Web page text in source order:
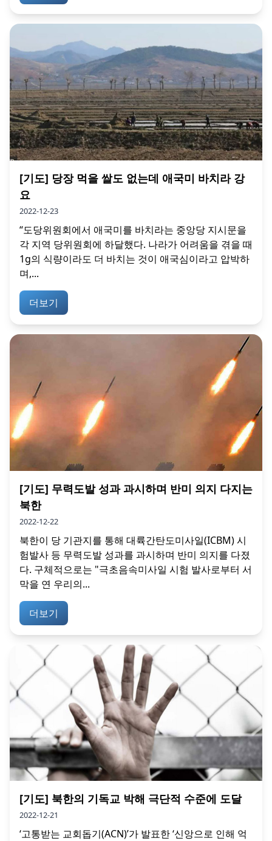
[기도] 당장 먹을 쌀도 없는데 애국미 바치라 강
요
2022-12-23
“도당위원회에서 애국미를 바치라는 중앙당 지시문을
각 지역 당위원회에 하달했다. 나라가 어려움을 겪을 때
1g의 식량이라도 더 바치는 것이 애국심이라고 압박하
며,...
더보기
[기도] 무력도발 성과 과시하며 반미 의지 다지는
북한
2022-12-22
북한이 당 기관지를 통해 대륙간탄도미사일(ICBM) 시
험발사 등 무력도발 성과를 과시하며 반미 의지를 다졌
다. 구체적으로는 "극초음속미사일 시험 발사로부터 서
막을 연 우리의...
더보기
[기도] 북한의 기독교 박해 극단적 수준에 도달
2022-12-21
‘고통받는 교회돕기(ACN)’가 발표한 ‘신앙으로 인해 억